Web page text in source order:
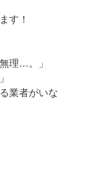
す！
理…。」
業者がいな